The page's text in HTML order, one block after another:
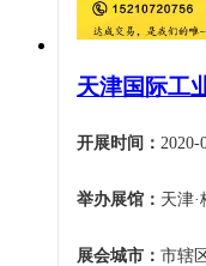
天津国际工
开展时间： 2020-
举办展馆： 天津
展会城市： 市辖